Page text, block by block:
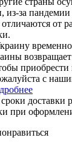
из-за
от
приобрести
с
доставки
при